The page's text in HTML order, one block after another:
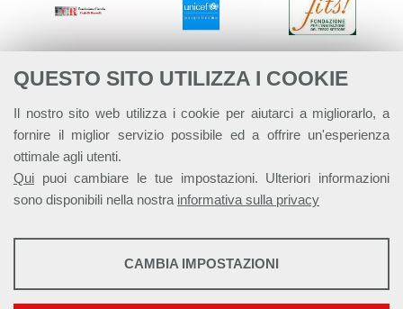
QUESTO SITO UTILIZZA I COOKIE
Il nostro sito web utilizza i cookie per aiutarci a migliorarlo, a
fornire il miglior servizio possibile ed a offrire un'esperienza
ottimale agli utenti.
Qui puoi cambiare le tue impostazioni. Ulteriori informazioni
sono disponibili nella nostra informativa sulla privacy
STATISTICHE
CAMBIA IMPOSTAZIONI
Alleanza Italiana per lo Sviluppo Sostenibile - ASviS